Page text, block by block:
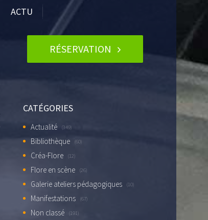
ACTU
RÉSERVATION
CATÉGORIES
Actualité (349)
Bibliothèque (60)
Créa-Flore (12)
Flore en scène (26)
Galerie ateliers pédagogiques (10)
Manifestations (67)
Non classé (191)